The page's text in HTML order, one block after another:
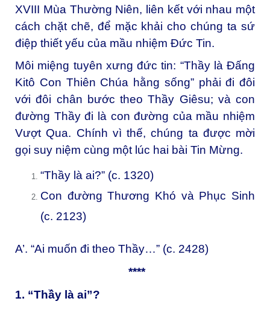
XVIII Mùa Thường Niên, liên kết với nhau một
cách chặt chẽ, để mặc khải cho chúng ta sứ
điệp thiết yếu của mầu nhiệm Đức Tin.
Môi miệng tuyên xưng đức tin: “Thầy là Đấng
Kitô Con Thiên Chúa hằng sống” phải đi đôi
với đôi chân bước theo Thầy Giêsu; và con
đường Thầy đi là con đường của mầu nhiệm
Vượt Qua. Chính vì thế, chúng ta được mời
gọi suy niệm cùng một lúc hai bài Tin Mừng.
“Thầy là ai?” (c. 1320)
Con đường Thương Khó và Phục Sinh
(c. 2123)
A’. “Ai muốn đi theo Thầy…” (c. 2428)
****
1. “Thầy là ai”?